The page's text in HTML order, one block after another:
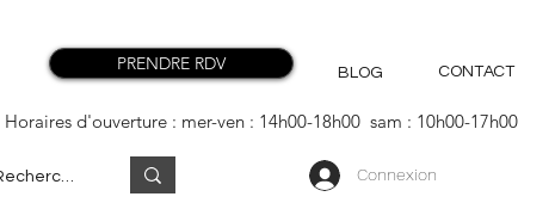
PRENDRE RDV BLOG CONTACT
Horaires d'ouverture : mer-ven : 14h00-18h00 sam : 10h00-17h00
Connexion